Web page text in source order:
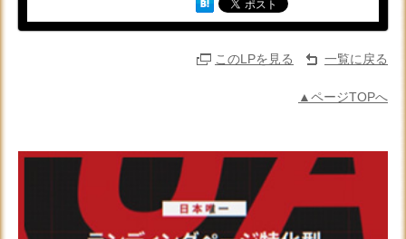
このLPを見る 一覧に戻る
▲ページTOPへ